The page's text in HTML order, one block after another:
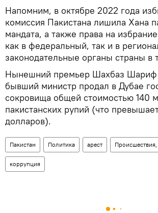
Напомним, в октябре 2022 года
комиссия Пакистана лишила Хана
мандата, а также права на
как в федеральный, так и в
законодательные органы страны в
Нынешний премьер Шахбаз Шариф
бывший министр продал в Дубае
сокровища общей стоимостью 140
пакистанских рупий (что
долларов).
Пакистан Политика арест
коррупция